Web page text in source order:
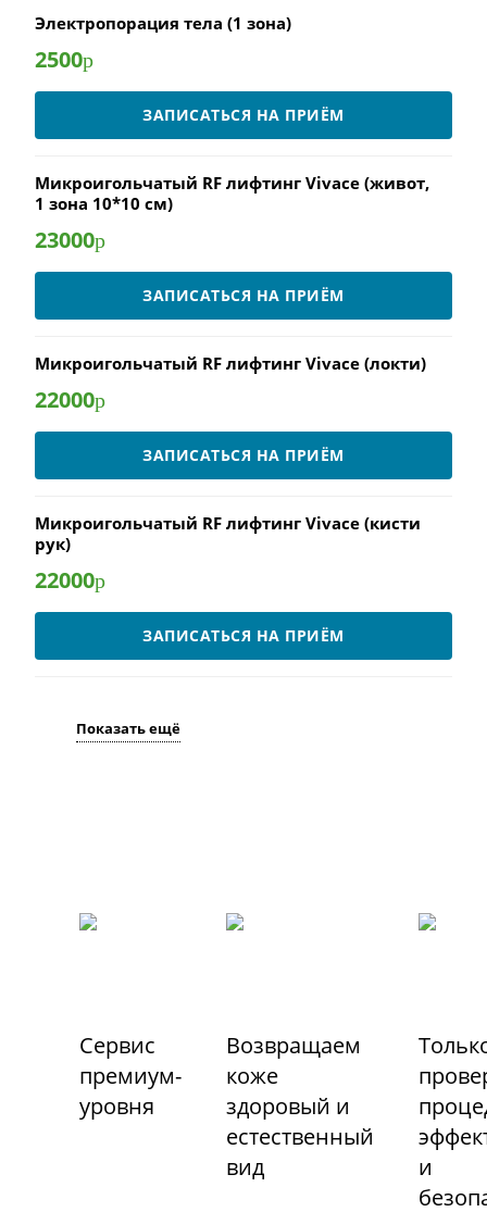
Электропорация тела (1 зона)
2500р
ЗАПИСАТЬСЯ НА ПРИЁМ
Микроигольчатый RF лифтинг Vivace (живот,
1 зона 10*10 см)
23000р
ЗАПИСАТЬСЯ НА ПРИЁМ
Микроигольчатый RF лифтинг Vivace (локти)
22000р
ЗАПИСАТЬСЯ НА ПРИЁМ
Микроигольчатый RF лифтинг Vivace (кисти
рук)
22000р
ЗАПИСАТЬСЯ НА ПРИЁМ
Показать ещё
Сервис
премиум-
уровня
Возвращаем
коже
здоровый и
естественный
вид
и